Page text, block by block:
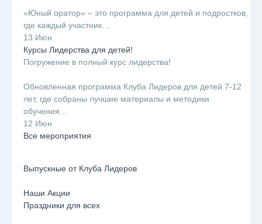
«Юный оратор» – это программа для детей и подростков,
где каждый участник…
13 Июн
Курсы Лидерства для детей!
Погружение в полный курс лидерства!
Обновленная программа Клуба Лидеров для детей 7-12
лет, где собраны лучшие материалы и методики
обучения…
12 Июн
Все мероприятия
Выпускные от Клуба Лидеров
Наши Акции
Праздники для всех